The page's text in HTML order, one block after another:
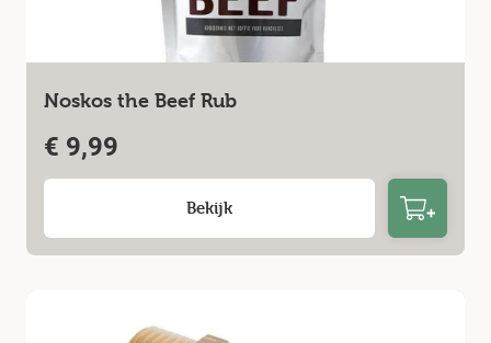
Noskos the Beef Rub
€ 9,99
Bekijk